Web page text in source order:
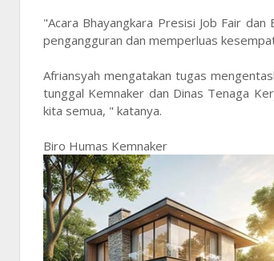
"Acara Bhayangkara Presisi Job Fair
pengangguran dan memperluas
Afriansyah mengatakan tugas
tunggal Kemnaker dan Dinas Tenaga
kita semua, " katanya.
Biro Humas Kemnaker